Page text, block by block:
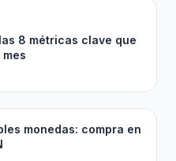
8 métricas clave que
monedas: compra en